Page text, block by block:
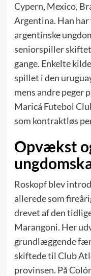
Cypern, Mexico,
Argentina. Han
argentinske
seniorspiller
gange. Enkelte
spillet i den
mens andre peger
Maricá Futebol
som kontraktløs
Opvækst
Roskopf blev
allerede som
drevet af den
Marangoni. Her
grundlæggende
skiftede til Club
provinsen. På